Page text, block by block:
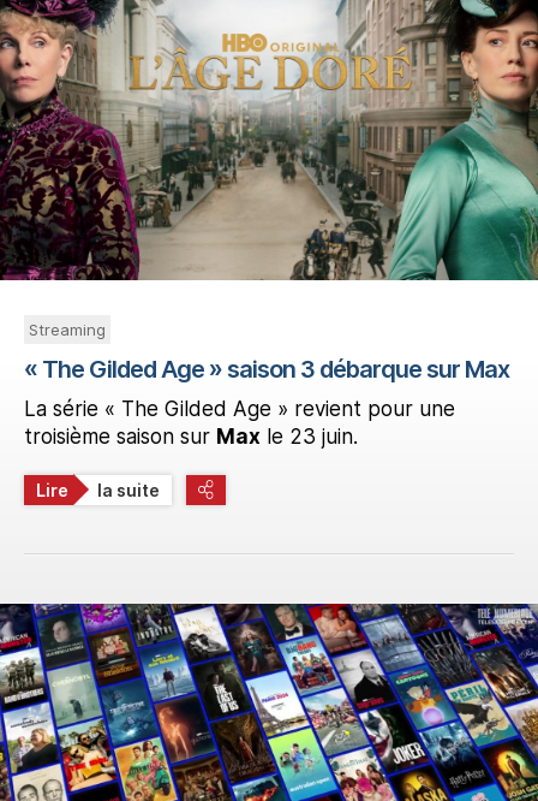
Streaming
« The Gilded Age » saison 3 débarque sur Max
La série « The Gilded Age » revient pour une
troisième saison sur Max le 23 juin.
Lire la suite